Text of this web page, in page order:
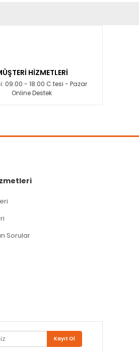
HİZMETLERİ
09:00 - 18:00 C.tesi - Pazar
Online Destek
Sorular
Kayıt Ol